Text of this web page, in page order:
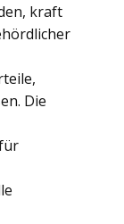
kraft
Die